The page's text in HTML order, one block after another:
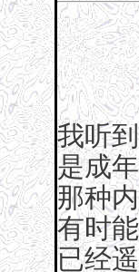
我听
是成
那种
有时
已经